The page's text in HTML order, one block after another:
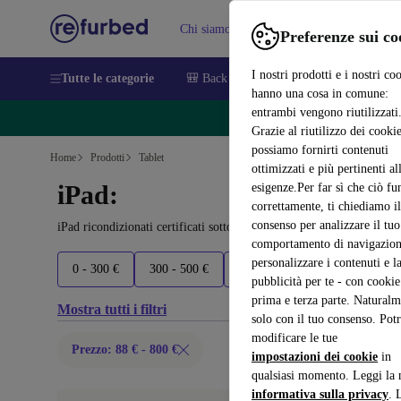
Preferenze sui
I nostri prodotti e i nostri
hanno una cosa in comune:
entrambi vengono riutilizzati.
Grazie al riutilizzo dei
possiamo fornirti contenuti
ottimizzati e più pertinenti
esigenze.Per far sì che ciò
correttamente, ti chiediamo il
consenso per analizzare il tuo
comportamento di
personalizzare i contenuti e la
pubblicità per te - con
prima e terza parte.
solo con il tuo consenso.
modificare le tue
impostazioni dei cookie in
qualsiasi momento. Leggi la
informativa sulla privacy.
Chi siamo Vendere Assistenza
Tutte le categorie 🎒 Back to school Smartphone
🔥
Home Prodotti Tablet
iPad:
iPad ricondizionati certificati sotto 800 – risparmia fino al 40%.
0 - 300 € 300 - 500 € 500 - 700 € 700 - 1000 €
Mostra tutti i filtri
Prezzo: 88 € - 800 €